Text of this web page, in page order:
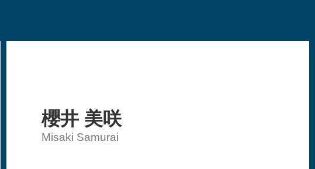
櫻井 美咲
Misaki Samurai